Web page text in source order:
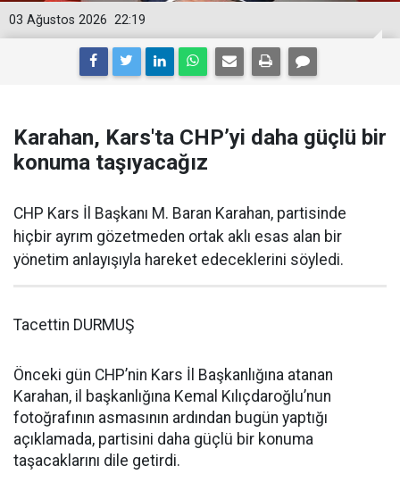
22:19
03 Ağustos 2026
Karahan, Kars'ta CHP’yi daha güçlü bir
konuma taşıyacağız
CHP Kars İl Başkanı M. Baran Karahan, partisinde
hiçbir ayrım gözetmeden ortak aklı esas alan bir
yönetim anlayışıyla hareket edeceklerini söyledi.
Tacettin DURMUŞ
Önceki gün CHP’nin Kars İl Başkanlığına atanan
Karahan, il başkanlığına Kemal Kılıçdaroğlu’nun
fotoğrafının asmasının ardından bugün yaptığı
açıklamada, partisini daha güçlü bir konuma
taşacaklarını dile getirdi.